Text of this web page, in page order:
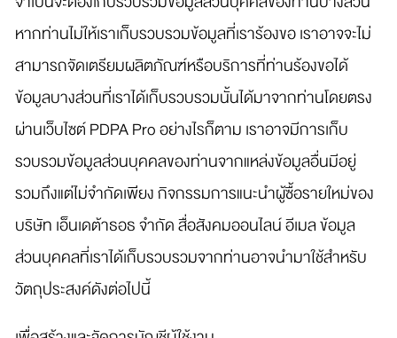
หากท่านไม่ให้เราเก็บรวบรวมข้อมูลที่เราร้องขอ เราอาจจะไม่
สามารถจัดเตรียมผลิตภัณฑ์หรือบริการที่ท่านร้องขอได้
ข้อมูลบางส่วนที่เราได้เก็บรวบรวมนั้นได้มาจากท่านโดยตรง
ผ่านเว็บไซต์ PDPA Pro อย่างไรก็ตาม เราอาจมีการเก็บ
รวบรวมข้อมูลส่วนบุคคลของท่านจากแหล่งข้อมูลอื่นมีอยู่
รวมถึงแต่ไม่จำกัดเพียง กิจกรรมการแนะนำผู้ซื้อรายใหม่ของ
บริษัท เอ็นเดต้าธอธ จำกัด สื่อสังคมออนไลน์ อีเมล ข้อมูล
ส่วนบุคคลที่เราได้เก็บรวบรวมจากท่านอาจนำมาใช้สำหรับ
วัตถุประสงค์ดังต่อไปนี้